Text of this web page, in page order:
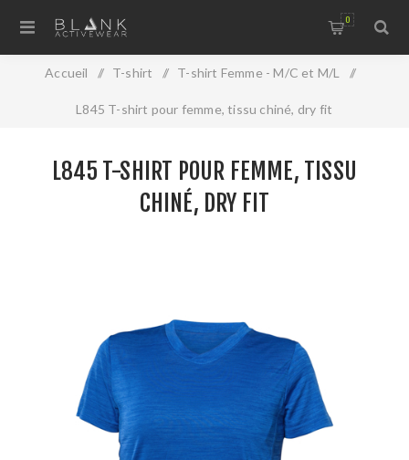
0
Accueil / T-shirt / T-shirt Femme - M/C et M/L /
L845 T-shirt pour femme, tissu chiné, dry fit
L845 T-SHIRT POUR FEMME, TISSU
CHINÉ, DRY FIT